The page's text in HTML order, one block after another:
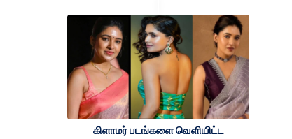
கிளாமர் படங்களை வெளியிட்ட